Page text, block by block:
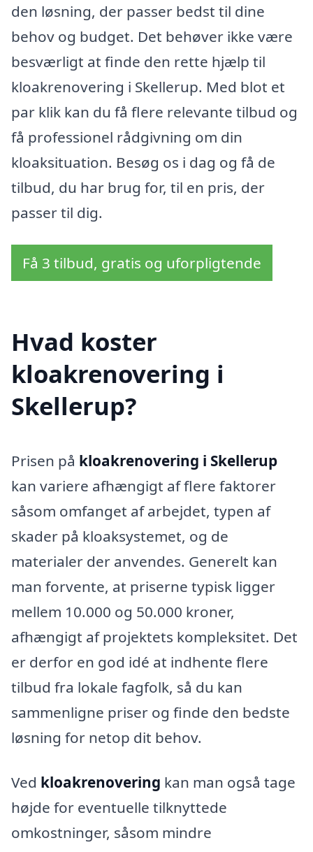
den løsning, der passer bedst til dine
behov og budget. Det behøver ikke være
besværligt at finde den rette hjælp til
kloakrenovering i Skellerup. Med blot et
par klik kan du få flere relevante tilbud og
få professionel rådgivning om din
kloaksituation. Besøg os i dag og få de
tilbud, du har brug for, til en pris, der
passer til dig.
Få 3 tilbud, gratis og uforpligtende
Hvad koster
kloakrenovering i
Skellerup?
Prisen på kloakrenovering i Skellerup
kan variere afhængigt af flere faktorer
såsom omfanget af arbejdet, typen af
skader på kloaksystemet, og de
materialer der anvendes. Generelt kan
man forvente, at priserne typisk ligger
mellem 10.000 og 50.000 kroner,
afhængigt af projektets kompleksitet. Det
er derfor en god idé at indhente flere
tilbud fra lokale fagfolk, så du kan
sammenligne priser og finde den bedste
løsning for netop dit behov.
Ved kloakrenovering kan man også tage
højde for eventuelle tilknyttede
omkostninger, såsom mindre